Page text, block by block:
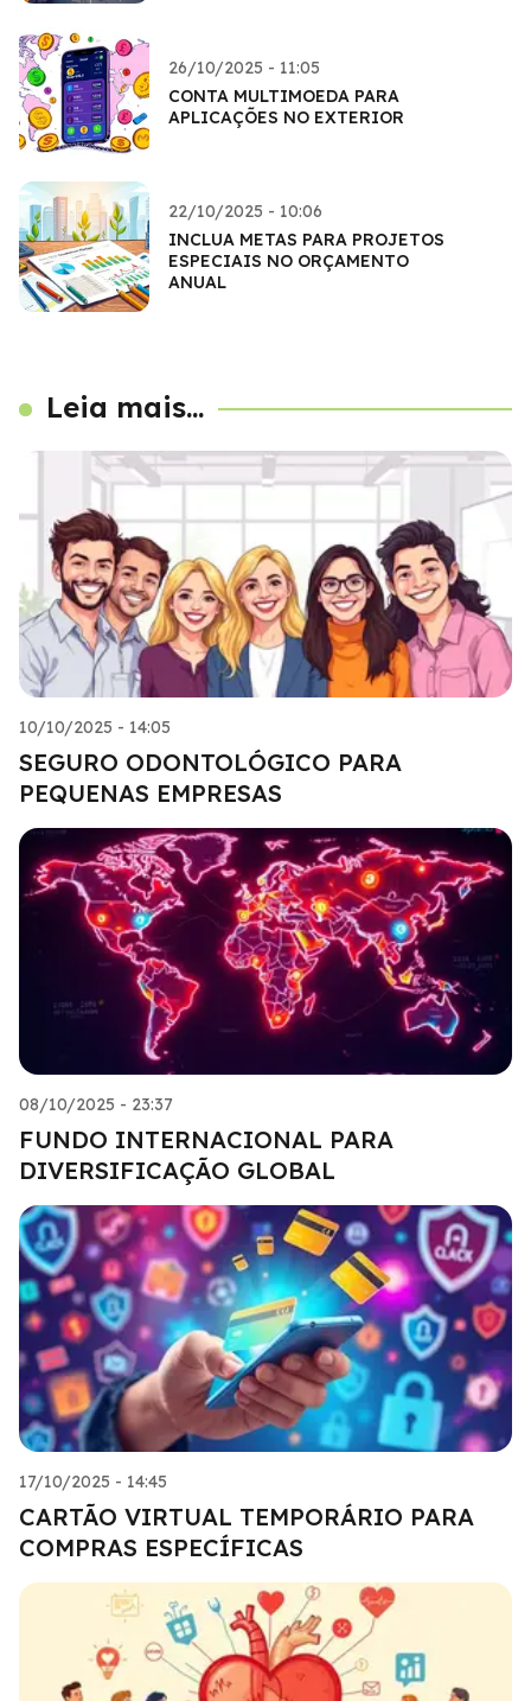
26/10/2025 - 11:05
CONTA MULTIMOEDA PARA
APLICAÇÕES NO EXTERIOR
22/10/2025 - 10:06
INCLUA METAS PARA PROJETOS
ESPECIAIS NO ORÇAMENTO
ANUAL
Leia mais...
10/10/2025 - 14:05
SEGURO ODONTOLÓGICO PARA
PEQUENAS EMPRESAS
08/10/2025 - 23:37
FUNDO INTERNACIONAL PARA
DIVERSIFICAÇÃO GLOBAL
17/10/2025 - 14:45
CARTÃO VIRTUAL TEMPORÁRIO PARA
COMPRAS ESPECÍFICAS